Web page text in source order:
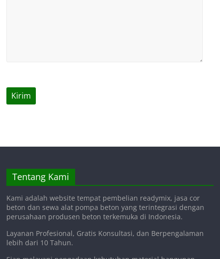
Tentang Kami
Kami adalah website tempat pembelian readymix, jasa cor
beton dan sewa alat pompa beton yang terintegrasi dengan
perusahaan produsen beton terkemuka di Indonesia.
Layanan Profesional, Gratis Konsultasi, dan Berpengalaman
lebih dari 10 Tahun.